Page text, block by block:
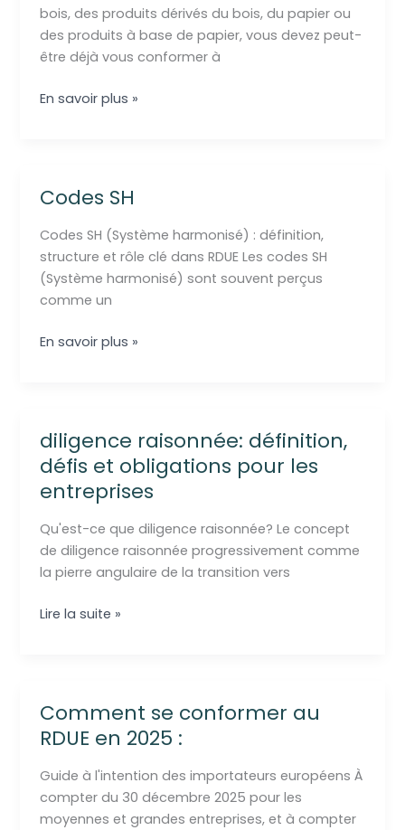
bois, des produits dérivés du bois, du papier ou
des produits à base de papier, vous devez peut-
être déjà vous conformer à
Pourquoi
ne
peut
pas
attendre
jusqu'en
En savoir plus »
Codes SH
Codes SH (Système harmonisé) : définition,
structure et rôle clé dans RDUE Les codes SH
(Système harmonisé) sont souvent perçus
comme un
Codes
En savoir plus »
diligence raisonnée: définition,
défis et obligations pour les
entreprises
Qu'est-ce que diligence raisonnée? Le concept
de diligence raisonnée progressivement comme
la pierre angulaire de la transition vers
diligence
obligations
pour
entreprises
Lire la suite »
Comment se conformer au
RDUE en 2025 :
Guide à l'intention des importateurs européens À
compter du 30 décembre 2025 pour les
moyennes et grandes entreprises, et à compter